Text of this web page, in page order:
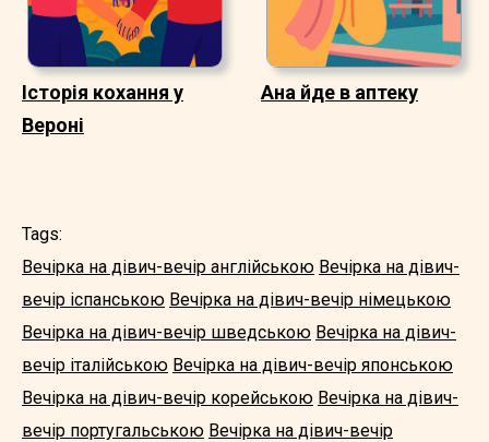
Історія кохання у
Вероні
Ана йде в аптеку
Tags:
Вечірка на дівич-вечір англійською Вечірка на дівич-
вечір іспанською Вечірка на дівич-вечір німецькою
Вечірка на дівич-вечір шведською Вечірка на дівич-
вечір італійською Вечірка на дівич-вечір японською
Вечірка на дівич-вечір корейською Вечірка на дівич-
вечір португальською Вечірка на дівич-вечір